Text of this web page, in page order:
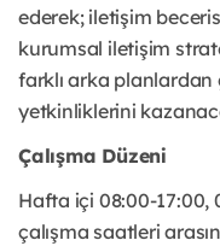
ederek; iletişim
kurumsal iletişim
farklı arka planlardan
yetkinliklerini
Çalışma Düzeni
Hafta içi 08:00-17:00,
çalışma saatleri